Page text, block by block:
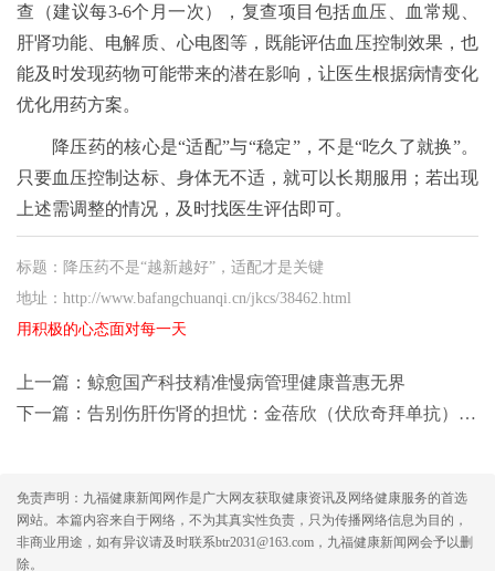
查（建议每3-6个月一次），复查项目包括血压、血常规、
肝肾功能、电解质、心电图等，既能评估血压控制效果，也
能及时发现药物可能带来的潜在影响，让医生根据病情变化
优化用药方案。
降压药的核心是“适配”与“稳定”，不是“吃久了就换”。
只要血压控制达标、身体无不适，就可以长期服用；若出现
上述需调整的情况，及时找医生评估即可。
标题：降压药不是“越新越好”，适配才是关键
地址：http://www.bafangchuanqi.cn/jkcs/38462.html
用积极的心态面对每一天
上一篇： 鲸愈国产科技精准慢病管理健康普惠无界
下一篇： 告别伤肝伤肾的担忧：金蓓欣（伏欣奇拜单抗）如何实现精准安全抗炎？
免责声明：九福健康新闻网作是广大网友获取健康资讯及网络健康服务的首选
网站。本篇内容来自于网络，不为其真实性负责，只为传播网络信息为目的，
非商业用途，如有异议请及时联系btr2031@163.com，九福健康新闻网会予以删
除。